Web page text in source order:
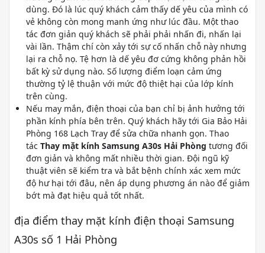
dùng. Đó là lúc quý khách cảm thấy dế yêu của mình có
vẻ không còn mong manh ứng như lúc đầu. Một thao
tác đơn giản quý khách sẽ phải phải nhấn đi, nhấn lại
vài lần. Thậm chí còn xảy tới sự cố nhấn chỗ này nhưng
lại ra chỗ nọ. Tệ hơn là dế yêu đơ cứng không phản hồi
bất kỳ sử dụng nào. Số lượng điểm loạn cảm ứng
thường tỷ lệ thuận với mức độ thiệt hại của lớp kính
trên cùng.
Nếu may mắn, điện thoại của bạn chỉ bị ảnh hưởng tới
phần kính phía bên trên. Quý khách hãy tới Gia Bảo Hải
Phòng 168 Lạch Tray để sửa chữa nhanh gọn. Thao
tác Thay mặt kính Samsung A30s Hải Phòng tương đối
đơn giản và không mất nhiều thời gian. Đội ngũ kỹ
thuật viên sẽ kiểm tra và bắt bệnh chính xác xem mức
độ hư hại tới đâu, nên áp dụng phương án nào để giảm
bớt mà đạt hiệu quả tốt nhất.
địa điểm thay mặt kính điện thoại Samsung
A30s số 1 Hải Phòng